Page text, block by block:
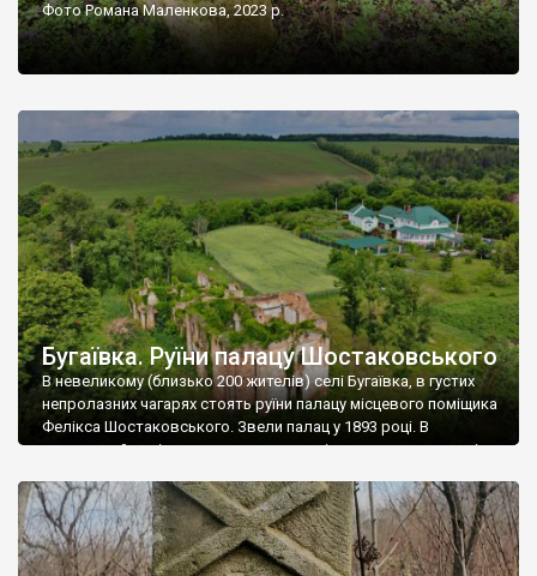
Фото Романа Маленкова, 2023 р.
Бугаївка. Руїни палацу Шостаковського
В невеликому (близько 200 жителів) селі Бугаївка, в густих
непролазних чагарях стоять руїни палацу місцевого поміщика
Фелікса Шостаковського. Звели палац у 1893 році. В
радянський період у ньому спочатку містилася школа, потім
століття тут розмістили туберкульозну лікарню. Коли із
палацу виїхала лікарня – ми точно не […]